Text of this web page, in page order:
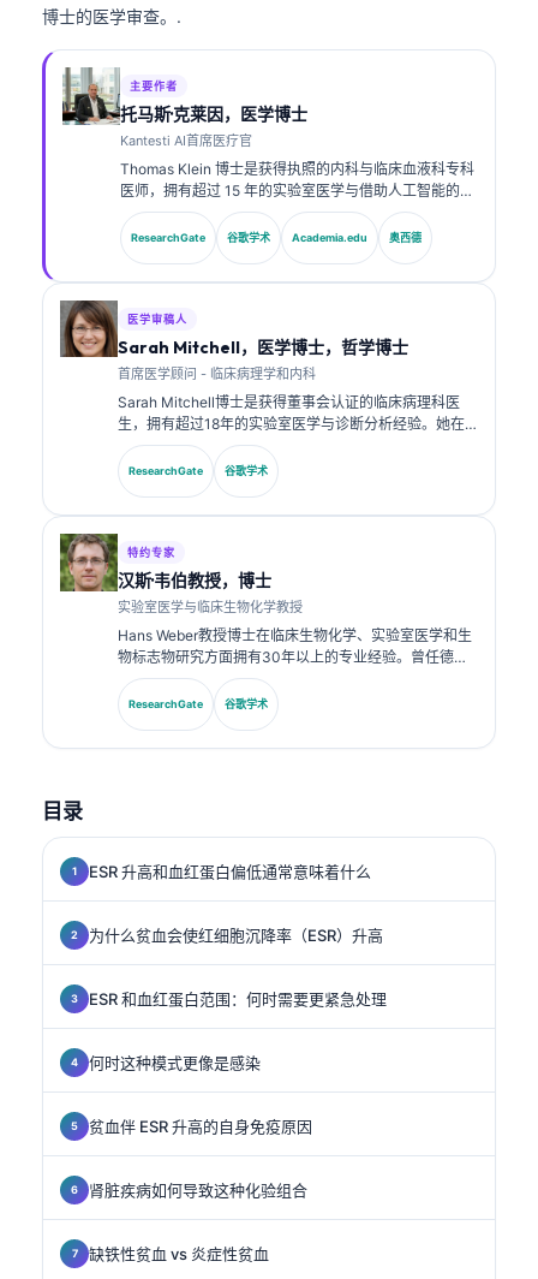
博士的医学审查。.
主要作者
托马斯·克莱因，医学博士
Kantesti AI首席医疗官
Thomas Klein 博士是获得执照的内科与临床血液科专科
医师，拥有超过 15 年的实验室医学与借助人工智能的临
床分析经验。作为 Kantesti AI 的首席医疗官，他负责对
专有神经网络的医学准确性进行临床监督。Klein 博士在
生物标志物解读以及实验室医学相关的实验室诊断方面
ResearchGate 谷歌学术 Academia.edu 奥西德
医学审稿人
Sarah Mitchell，医学博士，哲学博士
首席医学顾问 - 临床病理学和内科
Sarah Mitchell博士是获得董事会认证的临床病理科医
生，拥有超过18年的实验室医学与诊断分析经验。她在
临床化学方面拥有专业认证，并在临床实践中就生物标志
物面板与实验室分析发表了大量研究成果。.
ResearchGate 谷歌学术
特约专家
汉斯·韦伯教授，博士
实验室医学与临床生物化学教授
Hans Weber教授博士在临床生物化学、实验室医学和生
物标志物研究方面拥有30年以上的专业经验。曾任德国
临床化学学会主席，他专注于诊断面板分析、生物标志物
标准化以及AI辅助的实验室医学。.
ResearchGate 谷歌学术
目录
ESR 升高和血红蛋白偏低通常意味着什么
为什么贫血会使红细胞沉降率（ESR）升高
ESR 和血红蛋白范围：何时需要更紧急处理
何时这种模式更像是感染
贫血伴 ESR 升高的自身免疫原因
肾脏疾病如何导致这种化验组合
缺铁性贫血 vs 炎症性贫血